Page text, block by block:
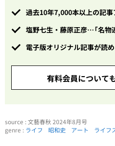
過去10年7,000本以上の記
塩野七生・藤原正彦…「名物
電子版オリジナル記事が読
有料会員について
source : 文藝春秋 2024年8月号
genre : ライフ 昭和史 アート ライフ